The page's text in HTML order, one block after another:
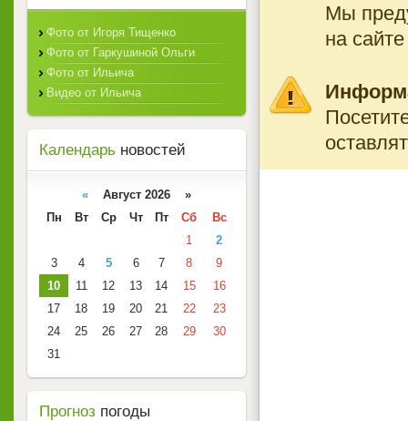
Мы
на
Фото от Игоря Тищенко
Фото от Гаркушиной Ольги
Фото от Ильича
Видео от Ильича
Календарь новостей
« Август 2026 »
Пн
Вт Ср Чт Пт Сб
Вс
1
2
3
4 5 6 7 8
9
10
11 12 13 14 15
16
17
18 19 20 21 22
23
24
25 26 27 28 29
30
31
Прогноз погоды